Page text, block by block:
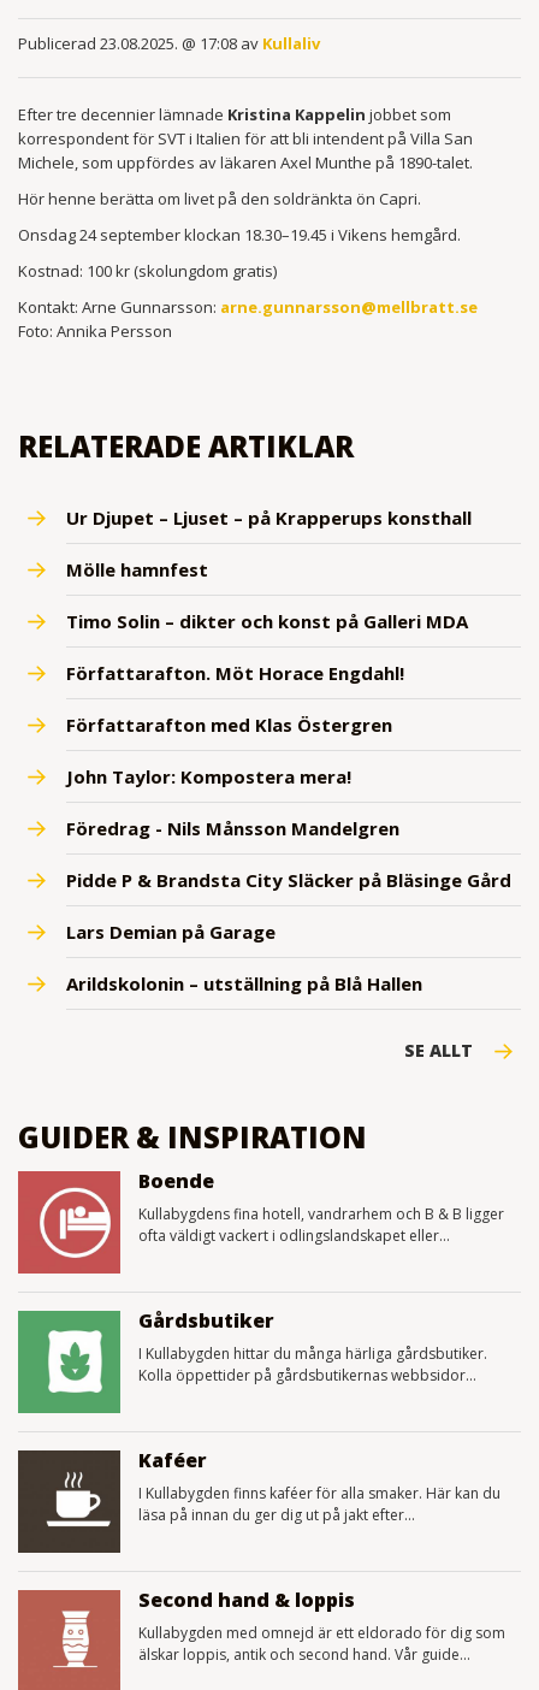
Publicerad 23.08.2025. @ 17:08 av Kullaliv
Efter tre decennier lämnade Kristina Kappelin jobbet som
korrespondent för SVT i Italien för att bli intendent på Villa San
Michele, som uppfördes av läkaren Axel Munthe på 1890-talet.
Hör henne berätta om livet på den soldränkta ön Capri.
Onsdag 24 september klockan 18.30–19.45 i Vikens hemgård.
Kostnad: 100 kr (skolungdom gratis)
Kontakt: Arne Gunnarsson: arne.gunnarsson@mellbratt.se
Foto: Annika Persson
RELATERADE ARTIKLAR
Ur Djupet – Ljuset – på Krapperups konsthall
Mölle hamnfest
Timo Solin – dikter och konst på Galleri MDA
Författarafton. Möt Horace Engdahl!
Författarafton med Klas Östergren
John Taylor: Kompostera mera!
Föredrag - Nils Månsson Mandelgren
Pidde P & Brandsta City Släcker på Bläsinge Gård
Lars Demian på Garage
Arildskolonin – utställning på Blå Hallen
SE ALLT
GUIDER & INSPIRATION
Boende
Kullabygdens fina hotell, vandrarhem och B & B ligger
ofta väldigt vackert i odlingslandskapet eller...
Gårdsbutiker
I Kullabygden hittar du många härliga gårdsbutiker.
Kolla öppettider på gårdsbutikernas webbsidor...
Kaféer
I Kullabygden finns kaféer för alla smaker. Här kan du
läsa på innan du ger dig ut på jakt efter...
Second hand & loppis
Kullabygden med omnejd är ett eldorado för dig som
älskar loppis, antik och second hand. Vår guide...